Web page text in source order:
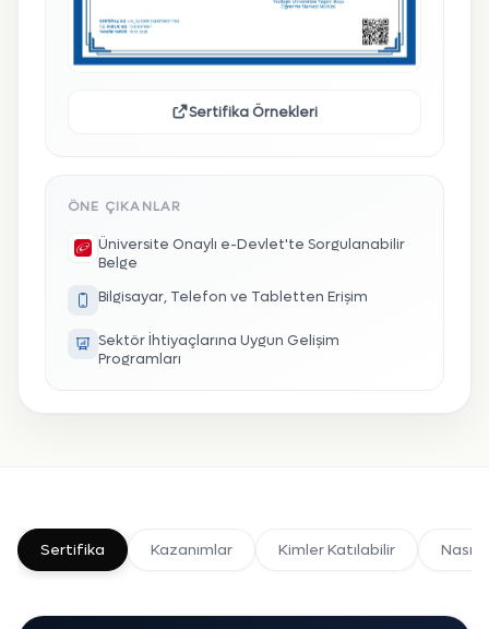
Sertifika Örnekleri
ÖNE ÇIKANLAR
Üniversite Onaylı e-Devlet'te Sorgulanabilir
Belge
Bilgisayar, Telefon ve Tabletten Erişim
Sektör İhtiyaçlarına Uygun Gelişim
Programları
Sertifika Kazanımlar Kimler Katılabilir Nasıl